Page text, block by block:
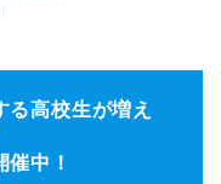
る高校生が増え
催中！